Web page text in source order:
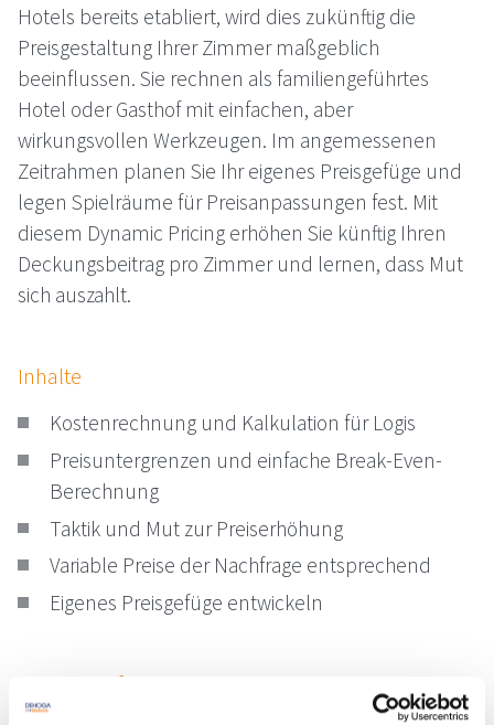
Hotels bereits etabliert, wird dies zukünftig die
Preisgestaltung Ihrer Zimmer maßgeblich
beeinflussen. Sie rechnen als familiengeführtes
Hotel oder Gasthof mit einfachen, aber
wirkungsvollen Werkzeugen. Im angemessenen
Zeitrahmen planen Sie Ihr eigenes Preisgefüge und
legen Spielräume für Preisanpassungen fest. Mit
diesem Dynamic Pricing erhöhen Sie künftig Ihren
Deckungsbeitrag pro Zimmer und lernen, dass Mut
sich auszahlt.
Inhalte
Kostenrechnung und Kalkulation für Logis
Preisuntergrenzen und einfache Break-Even-
Berechnung
Taktik und Mut zur Preiserhöhung
Variable Preise der Nachfrage entsprechend
Eigenes Preisgefüge entwickeln
Sonstige Informationen